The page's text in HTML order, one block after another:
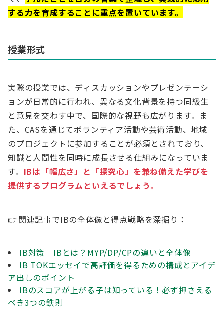
する力を育成することに重点を置いています。
授業形式
実際の授業では、ディスカッションやプレゼンテーシ
ョンが日常的に行われ、異なる文化背景を持つ同級生
と意見を交わす中で、国際的な視野も広がります。ま
た、CASを通じてボランティア活動や芸術活動、地域
のプロジェクトに参加することが必須とされており、
知識と人間性を同時に成長させる仕組みになっていま
す。 IBは「幅広さ」と「探究心」を兼ね備えた学びを
提供するプログラムといえるでしょう。
👉関連記事でIBの全体像と得点戦略を深掘り：
IB対策｜IBとは？MYP/DP/CPの違いと全体像
IB TOKエッセイで高評価を得るための構成とアイデ
ア出しのポイント
IBのスコアが上がる子は知っている！必ず押さえる
べき3つの鉄則